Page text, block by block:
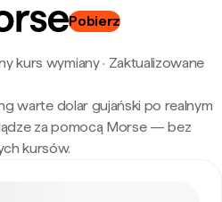
Pobierz
kurs wymiany· Zaktualizowane
warte dolar gujański po realnym
za pomocą Morse — bez
kursów.